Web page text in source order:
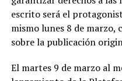
escrito será el
mismo lunes 8 de marzo,
sobre la publicación
El martes 9 de marzo al